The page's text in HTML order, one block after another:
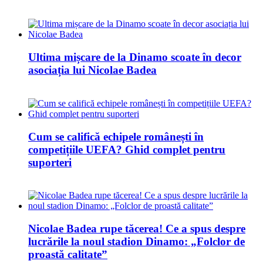
Ultima mișcare de la Dinamo scoate în decor
asociația lui Nicolae Badea
Cum se califică echipele românești în
competițiile UEFA? Ghid complet pentru
suporteri
Nicolae Badea rupe tăcerea! Ce a spus despre
lucrările la noul stadion Dinamo: „Folclor de
proastă calitate”